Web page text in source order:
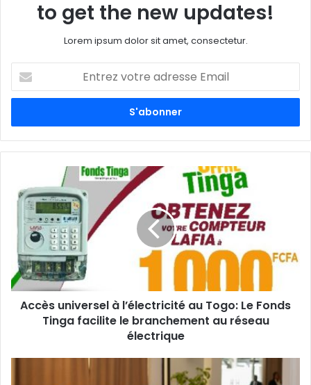
to get the new updates!
Lorem ipsum dolor sit amet, consectetur.
t
e
z
e
s
a
Accès universel à l’électricité au Togo: Le Fonds
Tinga facilite le branchement au réseau
électrique